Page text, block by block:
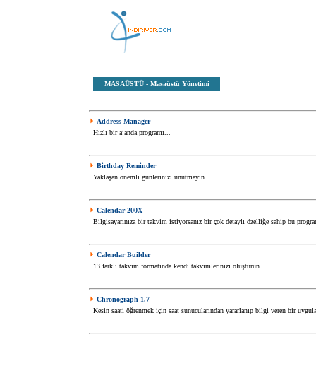
MASAÜSTÜ- Masaüstü Yönetimi
Address Manager
Hızlı bir ajanda programı...
Birthday Reminder
Yaklaşan önemli günlerinizi unutmayın...
Calendar 200X
Bilgisayarınıza bir takvim istiyorsanız bir çok detaylı özelliğe sahip bu
Calendar Builder
13 farklı takvim formatında kendi takvimlerinizi oluşturun.
Chronograph 1.7
Kesin saati öğrenmek için saat sunucularından yararlanıp bilgi veren bir